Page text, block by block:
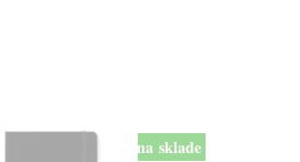
na sklade